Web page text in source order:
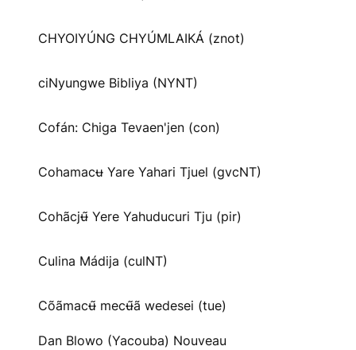
CHYOIYÚNG CHYÚMLAIKÁ (znot)
ciNyungwe Bibliya (NYNT)
Cofán: Chiga Tevaen'jen (con)
Cohamacʉ Yare Yahari Tjuel (gvcNT)
Cohãcjʉ̃ Yere Yahuducuri Tju (pir)
Culina Mádija (culNT)
Cõãmacʉ̃ mecʉ̃ã wedesei (tue)
Dan Blowo (Yacouba) Nouveau